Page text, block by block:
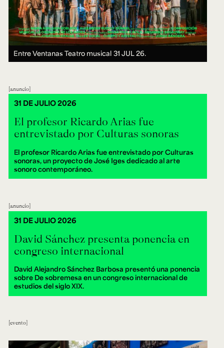
Entre Ventanas Teatro musical 31 JUL 26.
anuncio
El profesor Ricardo Arias fue
entrevistado por Culturas sonoras
El profesor Ricardo Arias fue entrevistado por Culturas
sonoras, un proyecto de José Iges dedicado al arte
sonoro contemporáneo.
31 DE JULIO 2026
anuncio
David Sánchez presenta ponencia en
congreso internacional
David Alejandro Sánchez Barbosa presentó una ponencia
sobre De sobremesa en un congreso internacional de
estudios del siglo XIX.
31 DE JULIO 2026
evento